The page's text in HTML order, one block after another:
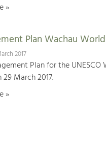
»
Plan Wachau
2017
Plan for the
March 2017.
»